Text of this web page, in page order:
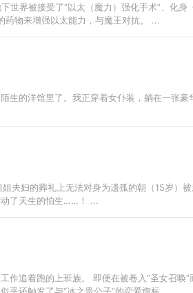
世界被接受了“以太（魔力）强化手术”、化
药物来增强以太能力，与魔王对抗。 ...
生的洋馆里了。我正穿着女仆装，躺在一张
夫妇的葬礼上无法对身为遗孤的朝（15岁）
动了天生的怕生……！ ...
作追着跑的上班族。 即便在被卷入“圣女召